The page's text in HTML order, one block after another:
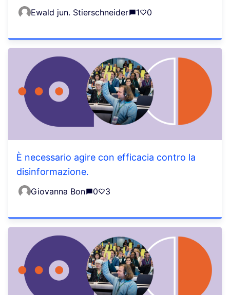
Ewald jun. Stierschneider 1 0
È necessario agire con efficacia contro la
disinformazione.
Giovanna Bon 0 3